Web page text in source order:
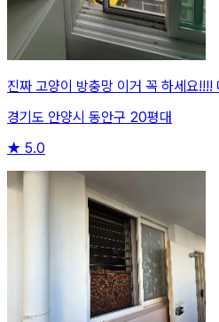
진짜 고양이 방충망 이거 꼭 하세요!!!!
경기도 안양시 동안구 20평대
★ 5.0